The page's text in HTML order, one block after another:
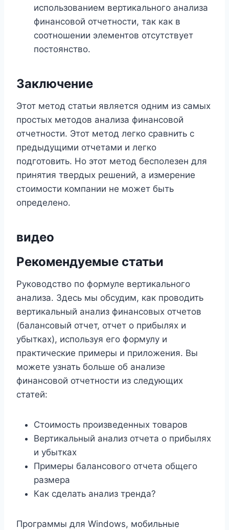
использованием вертикального анализа
финансовой отчетности, так как в
соотношении элементов отсутствует
постоянство.
Заключение
Этот метод статьи является одним из самых
простых методов анализа финансовой
отчетности. Этот метод легко сравнить с
предыдущими отчетами и легко
подготовить. Но этот метод бесполезен для
принятия твердых решений, а измерение
стоимости компании не может быть
определено.
видео
Рекомендуемые статьи
Руководство по формуле вертикального
анализа. Здесь мы обсудим, как проводить
вертикальный анализ финансовых отчетов
(балансовый отчет, отчет о прибылях и
убытках), используя его формулу и
практические примеры и приложения. Вы
можете узнать больше об анализе
финансовой отчетности из следующих
статей:
Стоимость произведенных товаров
Вертикальный анализ отчета о прибылях
и убытках
Примеры балансового отчета общего
размера
Как сделать анализ тренда?
Программы для Windows, мобильные